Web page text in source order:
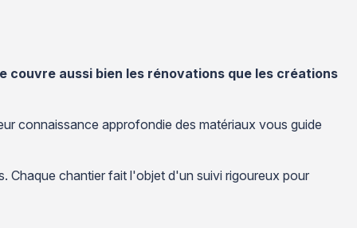
couvre aussi bien les rénovations que les créations
connaissance approfondie des matériaux vous guide
Chaque chantier fait l'objet d'un suivi rigoureux pour